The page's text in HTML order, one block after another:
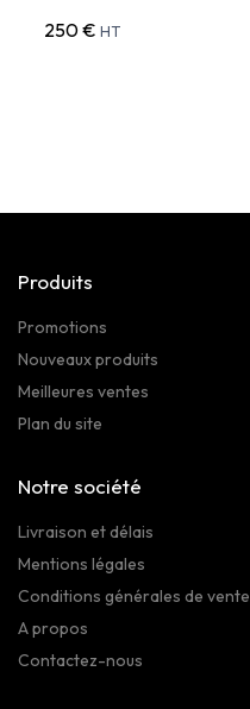
250 € HT
Produits
Promotions
Nouveaux produits
Meilleures ventes
Plan du site
Notre société
Livraison et délais
Mentions légales
Conditions générales de vente
A propos
Contactez-nous